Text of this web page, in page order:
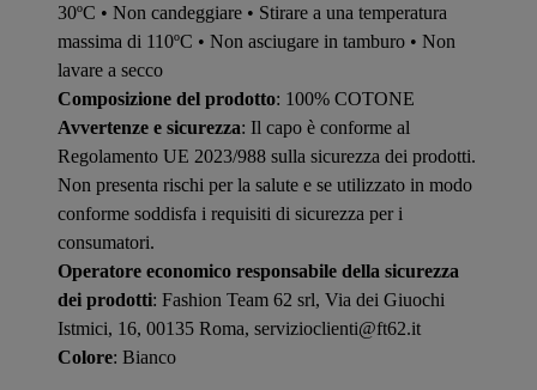
30ºC • Non candeggiare • Stirare a una temperatura
massima di 110ºC • Non asciugare in tamburo • Non
lavare a secco
Composizione del prodotto: 100% COTONE
Avvertenze e sicurezza: Il capo è conforme al
Regolamento UE 2023/988 sulla sicurezza dei prodotti.
Non presenta rischi per la salute e se utilizzato in modo
conforme soddisfa i requisiti di sicurezza per i
consumatori.
Operatore economico responsabile della sicurezza
dei prodotti: Fashion Team 62 srl, Via dei Giuochi
Istmici, 16, 00135 Roma, servizioclienti@ft62.it
Colore: Bianco